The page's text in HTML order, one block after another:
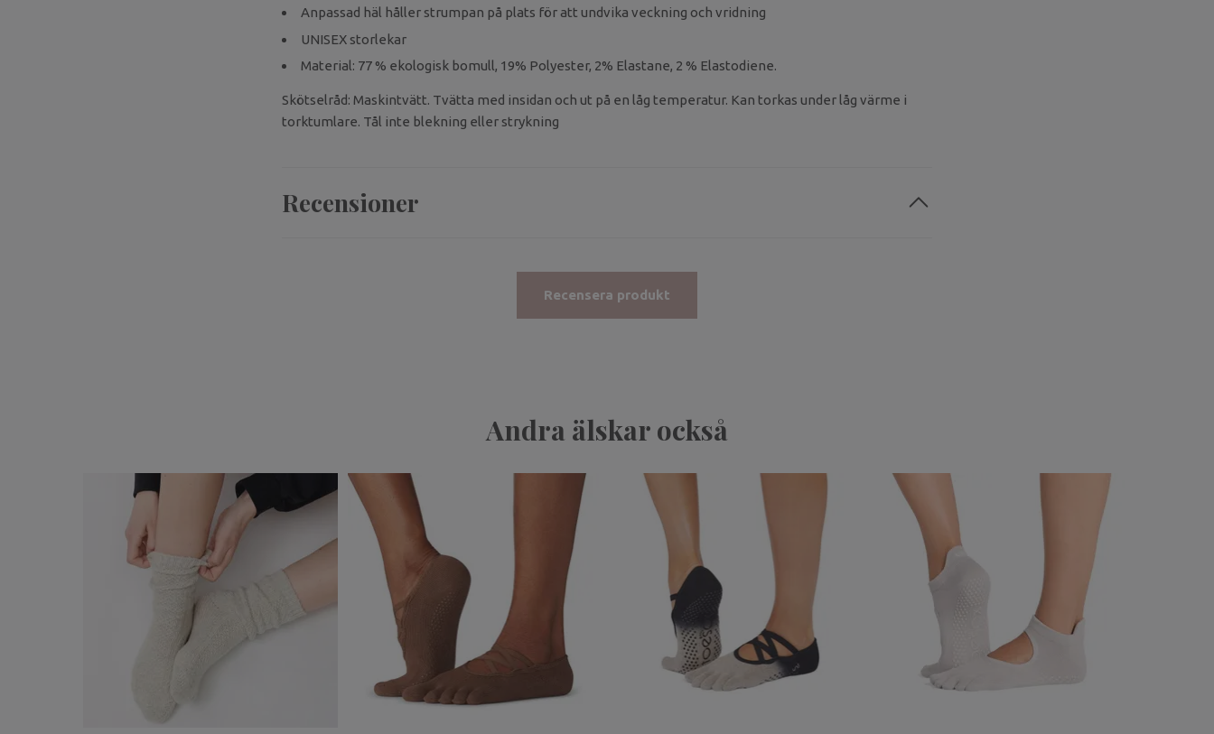
Anpassad häl håller strumpan på plats för att undvika veckning och vridning
UNISEX storlekar
Material: 77 % ekologisk bomull, 19% Polyester, 2% Elastane, 2 % Elastodiene.
Skötselråd: Maskintvätt. Tvätta med insidan och ut på en låg temperatur. Kan torkas under låg värme i
torktumlare. Tål inte blekning eller strykning
Recensioner
Recensera produkt
Andra älskar också